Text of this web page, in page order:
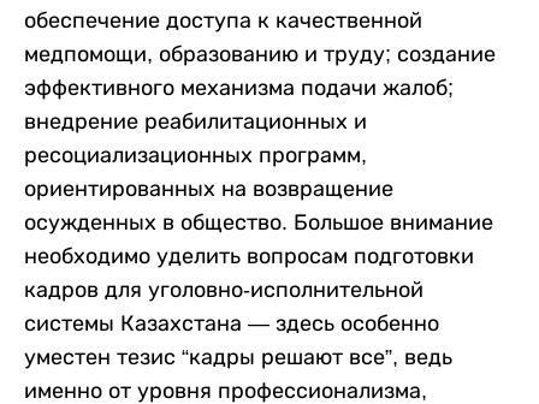
обеспечение доступа к качественной
медпомощи, образованию и труду; создание
эффективного механизма подачи жалоб;
внедрение реабилитационных и
ресоциализационных программ,
ориентированных на возвращение
осужденных в общество. Большое внимание
необходимо уделить вопросам подготовки
кадров для уголовно-исполнительной
системы Казахстана — здесь особенно
уместен тезис “кадры решают все”, ведь
именно от уровня профессионализма,